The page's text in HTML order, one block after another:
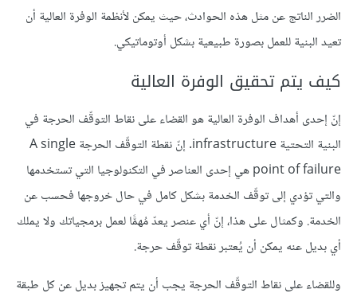
الضرر الناتج عن مثل هذه الحوادث، حيث يمكن لأنظمة الوفرة العالية أن
تعيد البنية للعمل بصورة طبيعية بشكل أوتوماتيكي.
كيف يتم تحقيق الوفرة العالية
إنّ إحدى أهداف الوفرة العالية هو القضاء على نقاط التوقّف الحرجة في
البنية التحتية infrastructure. إنّ نقطة التوقّف الحرجة A single
point of failure هي إحدى العناصر في التكنولوجيا التي تستخدمها
والتي تؤدي إلى توقّف الخدمة بشكل كامل في حال خروجها فحسب عن
الخدمة. وكمثال على هذا، إنّ أي عنصر يعدّ مُهمًّا لعمل برمجياتك ولا يملك
أي بديل عنه يمكن أن يُعتبر نقطة توقّف حرجة.
وللقضاء على نقاط التوقّف الحرجة يجب أن يتم تجهيز بديل عن كل طبقة